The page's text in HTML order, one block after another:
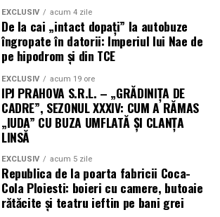
EXCLUSIV acum 4 zile
De la cai „intact dopați” la autobuze
îngropate în datorii: Imperiul lui Nae de
pe hipodrom și din TCE
EXCLUSIV acum 19 ore
IPJ PRAHOVA S.R.L. – „GRĂDINIȚA DE
CADRE”, SEZONUL XXXIV: CUM A RĂMAS
„IUDA” CU BUZA UMFLATĂ ȘI CLANȚA
LINSĂ
EXCLUSIV acum 5 zile
Republica de la poarta fabricii Coca-
Cola Ploiesti: boieri cu camere, butoaie
rătăcite și teatru ieftin pe bani grei